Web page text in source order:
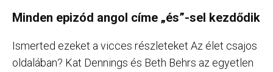
Minden epizód angol címe „és”-sel kezdődik
Ismerted ezeket a vicces részleteket Az élet csajos
oldalában? Kat Dennings és Beth Behrs az egyetlen